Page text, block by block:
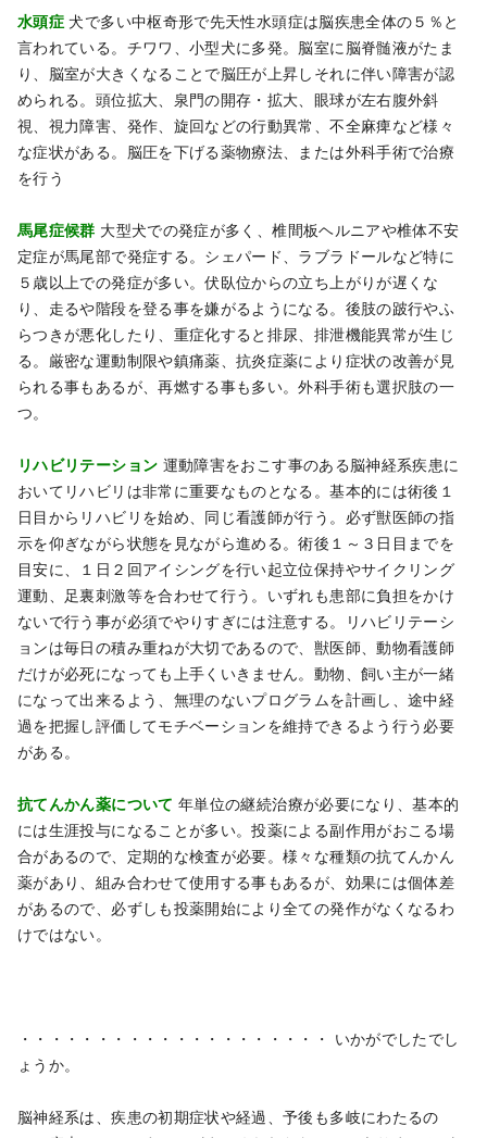
水頭症 犬で多い中枢奇形で先天性水頭症は脳疾患全体の５％と
言われている。チワワ、小型犬に多発。脳室に脳脊髄液がたま
り、脳室が大きくなることで脳圧が上昇しそれに伴い障害が認
められる。頭位拡大、泉門の開存・拡大、眼球が左右腹外斜
視、視力障害、発作、旋回などの行動異常、不全麻痺など様々
な症状がある。脳圧を下げる薬物療法、または外科手術で治療
を行う
馬尾症候群 大型犬での発症が多く、椎間板ヘルニアや椎体不安
定症が馬尾部で発症する。シェパード、ラブラドールなど特に
５歳以上での発症が多い。伏臥位からの立ち上がりが遅くな
り、走るや階段を登る事を嫌がるようになる。後肢の跛行やふ
らつきが悪化したり、重症化すると排尿、排泄機能異常が生じ
る。厳密な運動制限や鎮痛薬、抗炎症薬により症状の改善が見
られる事もあるが、再燃する事も多い。外科手術も選択肢の一
つ。
リハビリテーション 運動障害をおこす事のある脳神経系疾患に
おいてリハビリは非常に重要なものとなる。基本的には術後１
日目からリハビリを始め、同じ看護師が行う。必ず獣医師の指
示を仰ぎながら状態を見ながら進める。術後１～３日目までを
目安に、１日２回アイシングを行い起立位保持やサイクリング
運動、足裏刺激等を合わせて行う。いずれも患部に負担をかけ
ないで行う事が必須でやりすぎには注意する。リハビリテーシ
ョンは毎日の積み重ねが大切であるので、獣医師、動物看護師
だけが必死になっても上手くいきません。動物、飼い主が一緒
になって出来るよう、無理のないプログラムを計画し、途中経
過を把握し評価してモチベーションを維持できるよう行う必要
がある。
抗てんかん薬について 年単位の継続治療が必要になり、基本的
には生涯投与になることが多い。投薬による副作用がおこる場
合があるので、定期的な検査が必要。様々な種類の抗てんかん
薬があり、組み合わせて使用する事もあるが、効果には個体差
があるので、必ずしも投薬開始により全ての発作がなくなるわ
けではない。
・・・・・・・・・・・・・・・・・・・・ いかがでしたでし
ょうか。
脳神経系は、疾患の初期症状や経過、予後も多岐にわたるの